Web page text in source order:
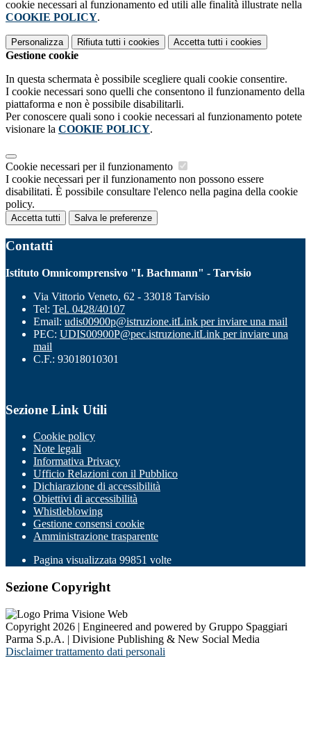
cookie necessari al funzionamento ed utili alle finalità illustrate nella
COOKIE POLICY.
Personalizza Rifiuta tutti i cookies Accetta tutti i cookies
Gestione cookie
In questa schermata è possibile scegliere quali cookie consentire.
I cookie necessari sono quelli che consentono il funzionamento della
piattaforma e non è possibile disabilitarli.
Per conoscere quali sono i cookie necessari al funzionamento potete
visionare la COOKIE POLICY.
Cookie necessari per il funzionamento
I cookie necessari per il funzionamento non possono essere
disabilitati. È possibile consultare l'elenco nella pagina della cookie
policy.
Accetta tutti Salva le preferenze
Contatti
Istituto Omnicomprensivo "I. Bachmann" - Tarvisio
Via Vittorio Veneto, 62 - 33018 Tarvisio
Tel: Tel. 0428/40107
Email: udis00900p@istruzione.itLink per inviare una mail
PEC: UDIS00900P@pec.istruzione.itLink per inviare una
mail
C.F.: 93018010301
Sezione Link Utili
Cookie policy
Note legali
Informativa Privacy
Ufficio Relazioni con il Pubblico
Dichiarazione di accessibilità
Obiettivi di accessibilità
Whistleblowing
Gestione consensi cookie
Amministrazione trasparente
Pagina visualizzata 99851 volte
Sezione Copyright
Copyright 2026 | Engineered and powered by Gruppo Spaggiari
Parma S.p.A. | Divisione Publishing & New Social Media
Disclaimer trattamento dati personali